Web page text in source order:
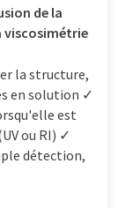
de la
viscosimétrie
la structure,
en solution ✓
est
ou RI) ✓
détection,